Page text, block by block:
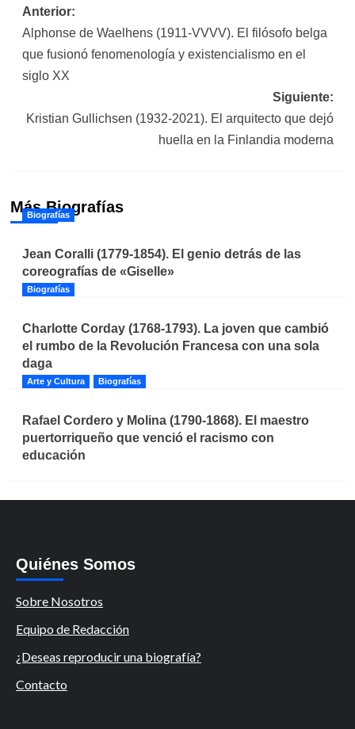
Navegación
de
entradas
Anterior:
Alphonse de Waelhens (1911-VVVV). El filósofo belga
que fusionó fenomenología y existencialismo en el
siglo XX
Siguiente:
Kristian Gullichsen (1932-2021). El arquitecto que dejó
huella en la Finlandia moderna
Más Biografías
Biografías
Jean Coralli (1779-1854). El genio detrás de las
coreografías de «Giselle»
Biografías
Charlotte Corday (1768-1793). La joven que cambió
el rumbo de la Revolución Francesa con una sola
daga
Arte y Cultura Biografías
Rafael Cordero y Molina (1790-1868). El maestro
puertorriqueño que venció el racismo con
educación
Quiénes Somos
Sobre Nosotros
Equipo de Redacción
¿Deseas reproducir una biografía?
Contacto